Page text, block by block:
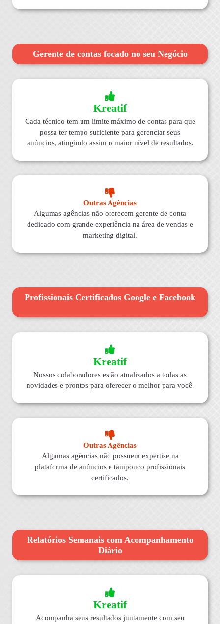
Gerente de contas focado no seu Negócio
Kreatif
Cada técnico tem um limite máximo de contas para que
possa ter tempo suficiente para gerenciar seus
anúncios, atingindo assim o maior nível de resultados.
Outras Agências
Algumas agências não oferecem gerente de conta
dedicado com grande experiência na área de vendas e
marketing digital.
Profissionais Certificados Google e Facebook
Kreatif
Nossos colaboradores estão atualizados a todas as
novidades e prontos para oferecer o melhor para você.
Outras Agências
Algumas agências não possuem expertise na
plataforma de anúncios e tampouco profissionais
certificados.
Relatórios Semanais com Acompanhamento
Diário
Kreatif
Acompanha seus resultados juntamente com seu